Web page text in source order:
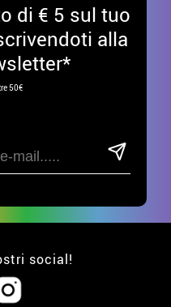
di € 5 sul tuo
alla
50€
social!